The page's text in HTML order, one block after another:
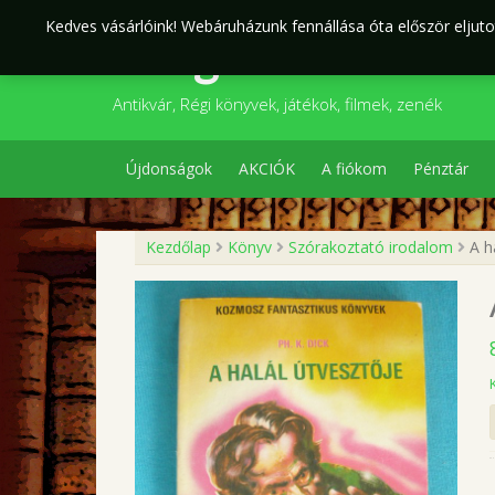
Szegedi
Antikvár, Régi könyvek, játékok, filmek, zenék
Újdonságok AKCIÓK A fiókom Pénztár
Kezdőlap Könyv Szórakoztató irodalom A
Kedves vásárlóink! Webáruházunk fennállása óta először